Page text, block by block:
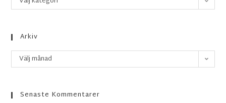
Arkiv
Välj månad
Senaste Kommentarer